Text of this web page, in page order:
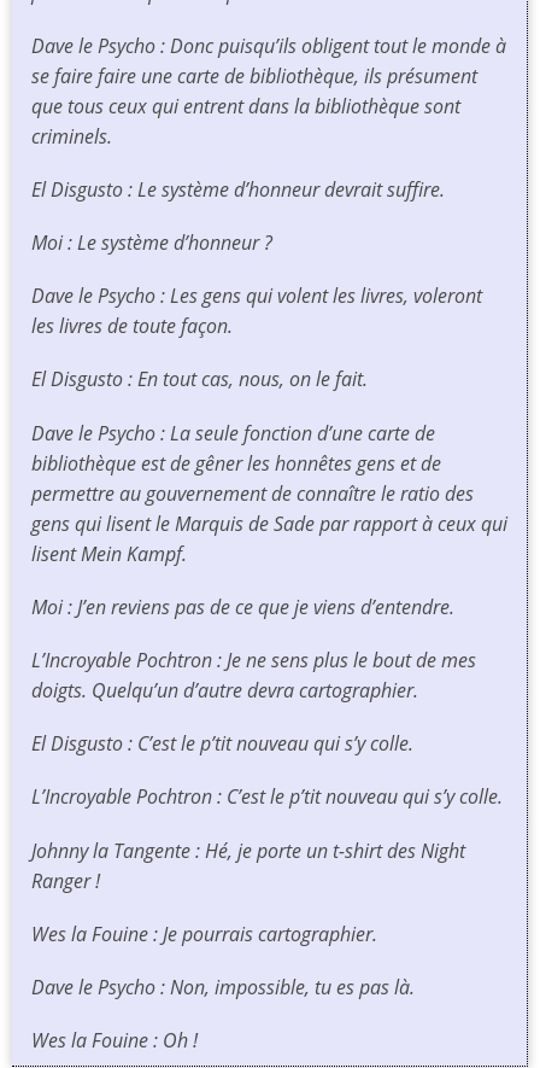
Dave le Psycho : Donc puisqu’ils obligent tout le monde à
se faire faire une carte de bibliothèque, ils présument
que tous ceux qui entrent dans la bibliothèque sont
criminels.
El Disgusto : Le système d’honneur devrait suffire.
Moi : Le système d’honneur ?
Dave le Psycho : Les gens qui volent les livres, voleront
les livres de toute façon.
El Disgusto : En tout cas, nous, on le fait.
Dave le Psycho : La seule fonction d’une carte de
bibliothèque est de gêner les honnêtes gens et de
permettre au gouvernement de connaître le ratio des
gens qui lisent le Marquis de Sade par rapport à ceux qui
lisentMein Kampf.
Moi : J’en reviens pas de ce que je viens d’entendre.
L’Incroyable Pochtron : Je ne sens plus le bout de mes
doigts. Quelqu’un d’autre devra cartographier.
El Disgusto : C’est le p’tit nouveau qui s’y colle.
L’Incroyable Pochtron : C’est le p’tit nouveau qui s’y colle.
Johnny la Tangente : Hé, je porte un t-shirt desNight
Ranger!
Wes la Fouine : Je pourrais cartographier.
Dave le Psycho : Non, impossible, tu es pas là.
Wes la Fouine : Oh !